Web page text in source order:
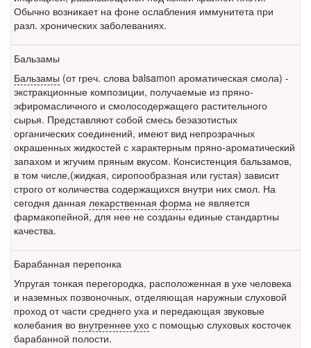
Обычно возникает на фоне ослабления иммунитета при
разл. хронических заболеваниях.
Бальзамы
Бальзамы (от греч. слова balsamon ароматическая смола) -
экстракционные композиции, получаемые из пряно-
эфиромасличного и смолосодержащего растительного
сырья. Представляют собой смесь беэазотистых
органических соединений, имеют вид непрозрачных
окрашенных жидкостей с характерным пряно-ароматический
запахом и жгучим пряным вкусом. Консистенция бальзамов,
в том числе,(жидкая, сиропообразная или густая) зависит
строго от количества содержащихся внутри них смол. На
сегодня данная лекарственная форма не является
фармакопейной, для нее не созданы единые стандартны
качества.
Барабанная перепонка
Упругая тонкая перегородка, расположенная в ухе человека
и наземных позвоночных, отделяющая наружныи слуховой
проход от части среднего уха и передающая звуковые
колебания во внутреннее ухо с помощью слуховых косточек
барабанной полости.